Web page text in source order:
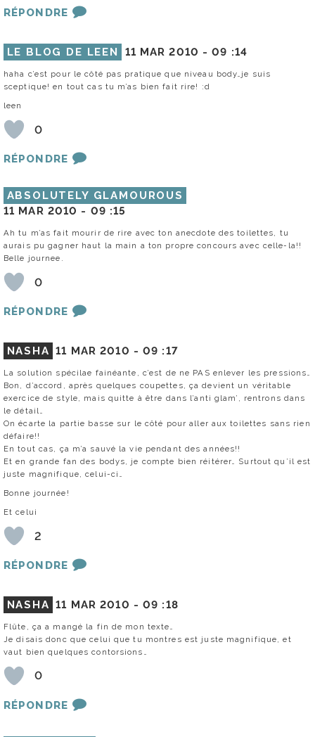
RÉPONDRE
LE BLOG DE LEEN 11 MAR 2010 -09 :14
haha c’est pour le côté pas pratique que niveau body…je suis
sceptique! en tout cas tu m’as bien fait rire! :d
leen
0
RÉPONDRE
ABSOLUTELY GLAMOUROUS
11 MAR 2010 - 09 :15
Ah tu m’as fait mourir de rire avec ton anecdote des toilettes, tu
aurais pu gagner haut la main a ton propre concours avec celle-la!!
Belle journee.
0
RÉPONDRE
NASHA 11 MAR 2010 -09 :17
La solution spécilae fainéante, c’est de ne PAS enlever les pressions…
Bon, d’accord, après quelques coupettes, ça devient un véritable
exercice de style, mais quitte à être dans l’anti glam’, rentrons dans
le détail…
On écarte la partie basse sur le côté pour aller aux toilettes sans rien
défaire!!
En tout cas, ça m’a sauvé la vie pendant des années!!
Et en grande fan des bodys, je compte bien réitérer… Surtout qu’il est
juste magnifique, celui-ci…
Bonne journée!
Et celui
2
RÉPONDRE
NASHA 11 MAR 2010 -09 :18
Flûte, ça a mangé la fin de mon texte…
Je disais donc que celui que tu montres est juste magnifique, et
vaut bien quelques contorsions…
0
RÉPONDRE